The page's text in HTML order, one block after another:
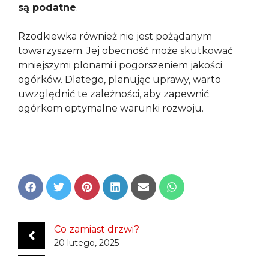
są podatne.
Rzodkiewka również nie jest pożądanym
towarzyszem. Jej obecność może skutkować
mniejszymi plonami i pogorszeniem jakości
ogórków. Dlatego, planując uprawy, warto
uwzględnić te zależności, aby zapewnić
ogórkom optymalne warunki rozwoju.
Share
on
Share
on
Share
on
Share
on
Share
on
Share
on
Co zamiast drzwi?
20 lutego, 2025